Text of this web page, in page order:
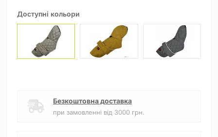
Доступні кольори
Безкоштовна доставка
при замовленні від 3000 грн.